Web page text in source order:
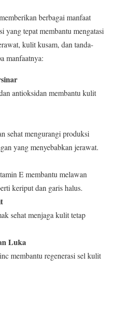
berbagai manfaat
tepat membantu mengatasi
kulit kusam, dan tanda-
manfaatnya:
antioksidan membantu kulit
sehat mengurangi produksi
yang menyebabkan jerawat.
E membantu melawan
keriput dan garis halus.
sehat menjaga kulit tetap
Luka
membantu regenerasi sel kulit